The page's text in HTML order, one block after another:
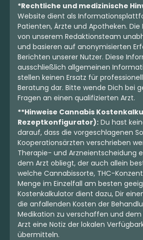
*Rechtliche und medizinische
Website dient als
Patienten, Ärzte und Apotheken.
von unserem Redaktionsteam
und basieren auf anonymisierten
Berichten unserer Nutzer. Diese
ausschließlich allgemeinen
stellen keinen Ersatz für
Beratung dar. Bitte wende Dich bei
Fragen an einen qualifizierten Arzt.
**Hinweise Cannabis
Rezeptkonfigurator): Du hast
darauf, dass die vorgeschlagenen
Kooperationsärzten verschrieben
Therapie- und Arzneientscheidung
dem Arzt obliegt, der auch allein
welche Cannabissorte, THC-
Menge im Einzelfall am besten
Kostenkalkulator dient dazu, Dir
die anfallenden Kosten der
Medikation zu verschaffen und
Arzt eine Notiz der lokalen
übermitteln.